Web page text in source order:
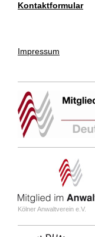
Kontaktformular
Impressum
Kölner Anwaltverein e.V.